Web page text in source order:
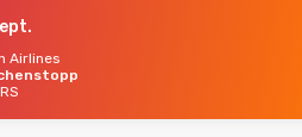
Airlines